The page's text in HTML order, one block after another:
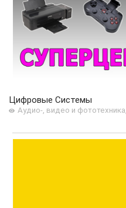
Цифровые Системы
Аудио-, видео и